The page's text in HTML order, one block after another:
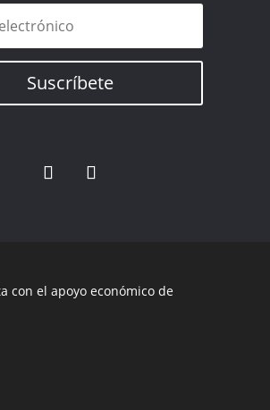
Suscríbete
con el apoyo económico de